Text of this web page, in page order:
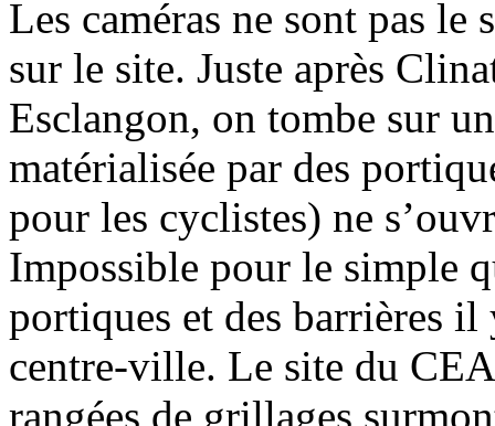
Les caméras ne sont pas
sur le site. Juste après
Esclangon, on tombe sur
matérialisée par des
pour les cyclistes) ne
Impossible pour le simple
portiques et des barrières
centre-ville. Le site du
rangées de grillages